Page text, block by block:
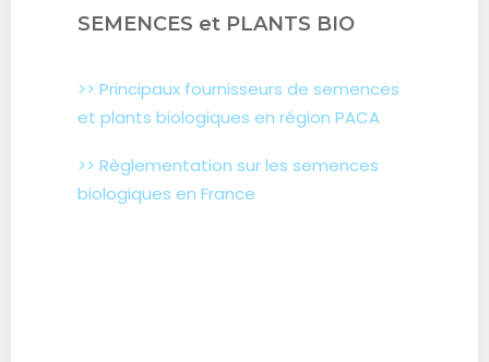
SEMENCES et PLANTS BIO
>> Principaux fournisseurs de semences
et plants biologiques en région PACA
>> Règlementation sur les semences
biologiques en France